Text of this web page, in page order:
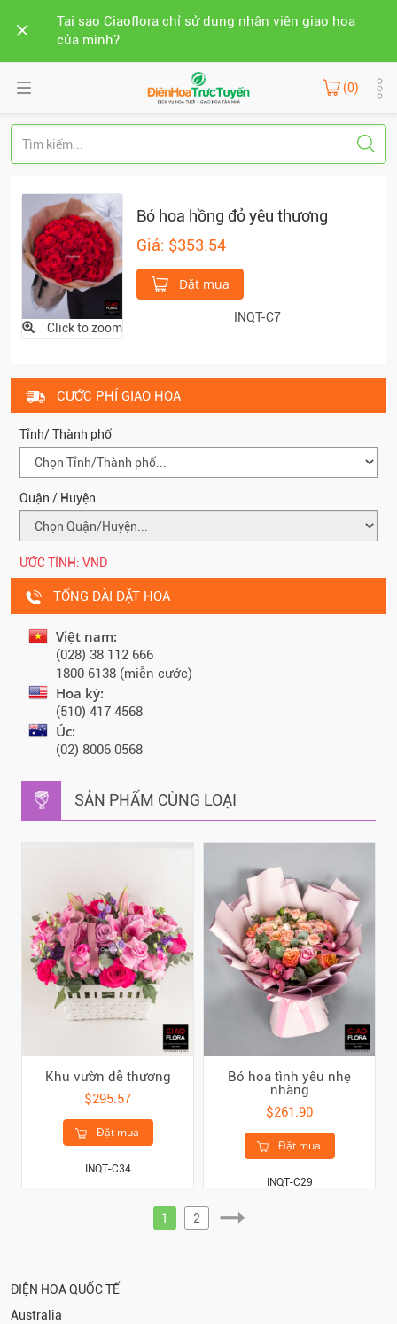
Tại sao Ciaoflora chỉ sử dụng nhân viên giao hoa
của mình?
(0)
Click to zoom
Bó hoa hồng đỏ yêu thương
Giá: $353.54
Đặt mua
INQT-C7
CƯỚC PHÍ GIAO HOA
Tỉnh/ Thành phố
Quận / Huyện
ƯỚC TÍNH: VND
TỔNG ĐÀI ĐẶT HOA
Việt nam:
(028) 38 112 666
1800 6138 (miễn cước)
Hoa kỳ:
(510) 417 4568
Úc:
(02) 8006 0568
SẢN PHẨM CÙNG LOẠI
Khu vườn dễ thương
$295.57
Đặt mua
INQT-C34
Bó hoa tình yêu nhẹ
nhàng
$261.90
Đặt mua
INQT-C29
1 2
ĐIỆN HOA QUỐC TẾ
Australia